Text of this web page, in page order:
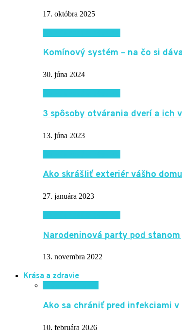
17. októbra 2025
Komínový systém – na čo si
30. júna 2024
3 spôsoby otvárania dverí a ich
13. júna 2023
Ako skrášliť exteriér vášho
27. januára 2023
Narodeninová party pod
13. novembra 2022
Krása a zdravie
Ako sa chrániť pred infekciami
10. februára 2026